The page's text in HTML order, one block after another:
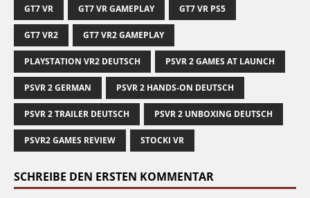
GT7 VR GT7 VR GAMEPLAY GT7 VR PS5
GT7 VR2 GT7 VR2 GAMEPLAY
PLAYSTATION VR2 DEUTSCH PSVR 2 GAMES AT LAUNCH
PSVR 2 GERMAN PSVR 2 HANDS-ON DEUTSCH
PSVR 2 TRAILER DEUTSCH PSVR 2 UNBOXING DEUTSCH
PSVR2 GAMES REVIEW STOCKI VR
SCHREIBE DEN ERSTEN KOMMENTAR